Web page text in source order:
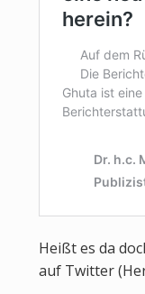
Heißt es da
auf Twitter